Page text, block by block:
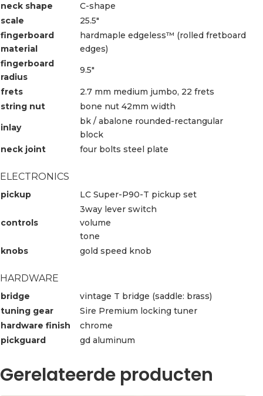
neck shape
C-shape
scale
25.5″
fingerboard
material
hardmaple edgeless™ (rolled fretboard
edges)
fingerboard
radius
9.5″
frets
2.7 mm medium jumbo, 22 frets
string nut
bone nut 42mm width
inlay
bk / abalone rounded-rectangular
block
neck joint
four bolts steel plate
ELECTRONICS
pickup LC Super-P90-T pickup set
controls
3way lever switch
volume
tone
knobs
gold speed knob
HARDWARE
bridge
vintage T bridge (saddle: brass)
tuning gear
Sire Premium locking tuner
hardware finish
chrome
pickguard
gd aluminum
Gerelateerde producten